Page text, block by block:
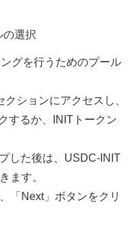
の選択
グを行うためのプール
ションにアクセスし、
するか、INITトークン
した後は、USDC-INIT
ます。
「Next」ボタンをクリ